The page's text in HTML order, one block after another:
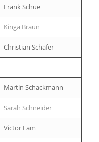
Frank Schue
Kinga Braun
Christian Schäfer
—
Martin Schackmann
Sarah Schneider
Victor Lam